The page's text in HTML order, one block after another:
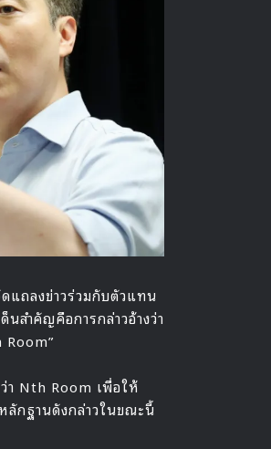
ดแถลงข่าวร่วมกับตัวแทน
สำคัญคือการกล่าวอ้างว่า
Room”
า Nth Room เพื่อให้
หลักฐานดังกล่าวในขณะนี้